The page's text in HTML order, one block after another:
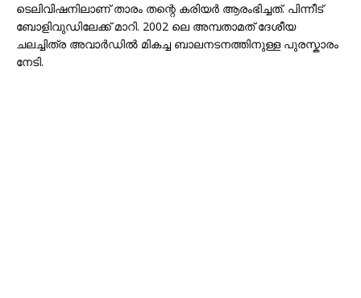
ടെലിവിഷനിലാണ് താരം തന്റെ കരിയർ ആരംഭിച്ചത്. പിന്നീട്
ബോളിവുഡിലേക്ക് മാറി. 2002 ലെ അമ്പതാമത് ദേശീയ
ചലച്ചിത്ര അവാർഡിൽ മികച്ച ബാലനടനത്തിനുള്ള പുരസ്കാരം
നേടി.